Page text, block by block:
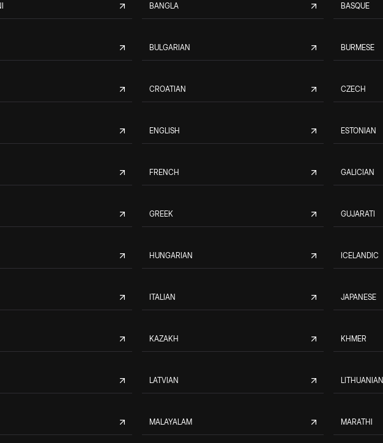
BANGLA BASQUE
BULGARIAN BURMESE
CROATIAN CZECH
ENGLISH ESTONIAN
FRENCH GALICIAN
GREEK GUJARATI
HUNGARIAN ICELANDIC
ITALIAN JAPANESE
KAZAKH KHMER
LATVIAN LITHUANIAN
MALAYALAM MARATHI